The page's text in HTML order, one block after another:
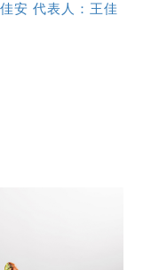
安 代表人：王佳